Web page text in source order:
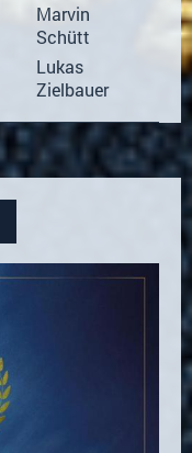
Marvin
Schütt
Lukas
Zielbauer